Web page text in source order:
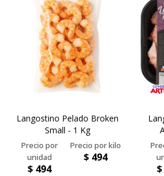
Langostino Pelado Broken
Small - 1 Kg
$ 494
$ 494
$